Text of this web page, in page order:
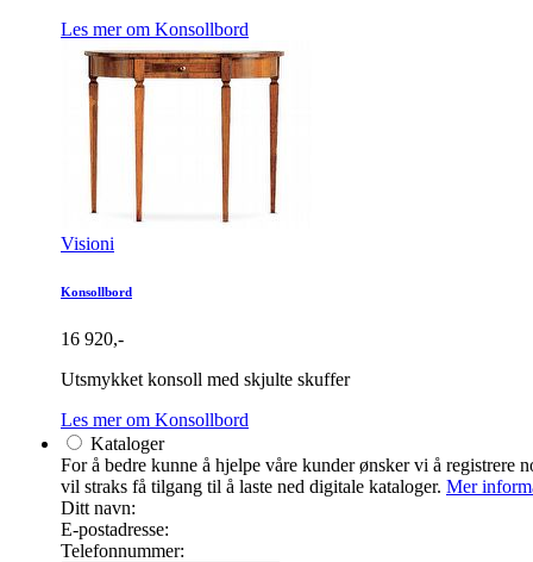
Les mer om Konsollbord
Visioni
Konsollbord
16 920,-
Utsmykket konsoll med skjulte skuffer
Les mer om Konsollbord
Kataloger
For å bedre kunne å hjelpe våre kunder ønsker vi å
vil straks få tilgang til å laste ned digitale kataloger. Mer
Ditt navn:
E-postadresse:
Telefonnummer: